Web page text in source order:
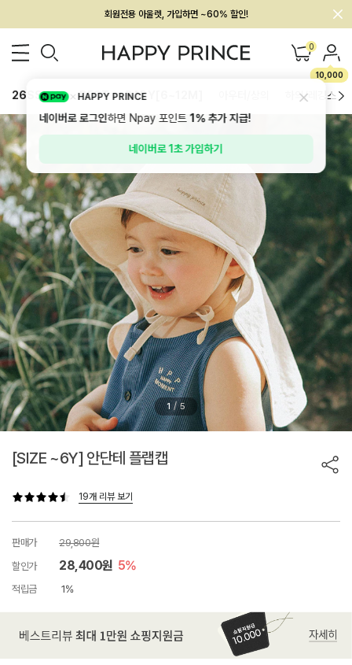
멤버십 최대 28,000원 혜택
0
10,000
26SS 신상 BEST BABY[6~12M] 하의/레깅스
1 / 5
[SIZE ~6Y] 안단테 플랩캡
19개 리뷰 보기
판매가
29,800원
할인가
28,400원 5%
적립금 1%
HAPPY PRINCE
네이버로 로그인하면 Npay 포인트1%추가 지급!
네이버로 1초 가입하기